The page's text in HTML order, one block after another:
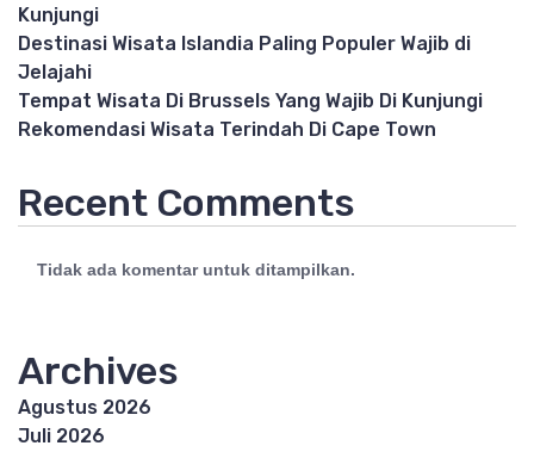
Kunjungi
Destinasi Wisata Islandia Paling Populer Wajib di
Jelajahi
Tempat Wisata Di Brussels Yang Wajib Di Kunjungi
Rekomendasi Wisata Terindah Di Cape Town
Recent Comments
Tidak ada komentar untuk ditampilkan.
Archives
Agustus 2026
Juli 2026